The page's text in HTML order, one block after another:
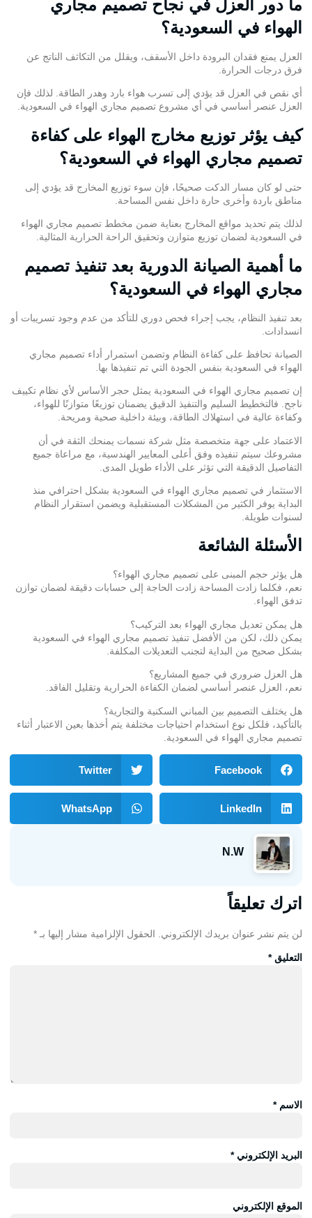
ما دور العزل في نجاح تصميم مجاري
الهواء في السعودية؟
العزل يمنع فقدان البرودة داخل الأسقف، ويقلل من التكاثف الناتج عن
فرق درجات الحرارة.
أي نقص في العزل قد يؤدي إلى تسرب هواء بارد وهدر الطاقة. لذلك فإن
العزل عنصر أساسي في أي مشروع تصميم مجاري الهواء في السعودية.
كيف يؤثر توزيع مخارج الهواء على كفاءة
تصميم مجاري الهواء في السعودية؟
حتى لو كان مسار الدكت صحيحًا، فإن سوء توزيع المخارج قد يؤدي إلى
مناطق باردة وأخرى حارة داخل نفس المساحة.
لذلك يتم تحديد مواقع المخارج بعناية ضمن مخطط تصميم مجاري الهواء
في السعودية لضمان توزيع متوازن وتحقيق الراحة الحرارية المثالية.
ما أهمية الصيانة الدورية بعد تنفيذ تصميم
مجاري الهواء في السعودية؟
بعد تنفيذ النظام، يجب إجراء فحص دوري للتأكد من عدم وجود تسريبات أو
انسدادات.
الصيانة تحافظ على كفاءة النظام وتضمن استمرار أداء تصميم مجاري
الهواء في السعودية بنفس الجودة التي تم تنفيذها بها.
إن تصميم مجاري الهواء في السعودية يمثل حجر الأساس لأي نظام تكييف
ناجح. فالتخطيط السليم والتنفيذ الدقيق يضمنان توزيعًا متوازنًا للهواء،
وكفاءة عالية في استهلاك الطاقة، وبيئة داخلية صحية ومريحة.
الاعتماد على جهة متخصصة مثل شركة نسمات يمنحك الثقة في أن
مشروعك سيتم تنفيذه وفق أعلى المعايير الهندسية، مع مراعاة جميع
التفاصيل الدقيقة التي تؤثر على الأداء طويل المدى.
الاستثمار في تصميم مجاري الهواء في السعودية بشكل احترافي منذ
البداية يوفر الكثير من المشكلات المستقبلية ويضمن استقرار النظام
لسنوات طويلة.
الأسئلة الشائعة
هل يؤثر حجم المبنى على تصميم مجاري الهواء؟
نعم، فكلما زادت المساحة زادت الحاجة إلى حسابات دقيقة لضمان توازن
تدفق الهواء.
هل يمكن تعديل مجاري الهواء بعد التركيب؟
يمكن ذلك، لكن من الأفضل تنفيذ تصميم مجاري الهواء في السعودية
بشكل صحيح من البداية لتجنب التعديلات المكلفة.
هل العزل ضروري في جميع المشاريع؟
نعم، العزل عنصر أساسي لضمان الكفاءة الحرارية وتقليل الفاقد.
هل يختلف التصميم بين المباني السكنية والتجارية؟
بالتأكيد، فلكل نوع استخدام احتياجات مختلفة يتم أخذها بعين الاعتبار أثناء
تصميم مجاري الهواء في السعودية.
Facebook
Twitter
LinkedIn
WhatsApp
N.W
اترك تعليقاً
لن يتم نشر عنوان بريدك الإلكتروني. الحقول الإلزامية مشار إليها بـ *
التعليق*
الاسم*
البريد الإلكتروني*
الموقع الإلكتروني